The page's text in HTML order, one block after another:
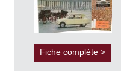
Fiche complète >